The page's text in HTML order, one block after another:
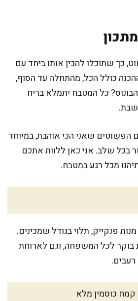
כך שתוכלו להכין אותו ביחד עם
כולל הכל, מהתחלה עד הסוף,
20 דקות. הבונוס? כל המטבח יתמלא בריח
שבת.
הפשוטים שאני הכי אוהבת, במיוחד
בכל שלב. אני כאן ללוות אתכם
מכל רגע במטבח.
המתכון מתאים ל-4-5 מנות פנקייק, תלוי בגודל שמכינים.
לכל המשפחה, וגם לארוחת
רעבים.